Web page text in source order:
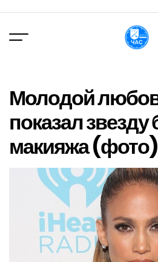
вмісту
Молодой
показал звезду
макияжа (фото)